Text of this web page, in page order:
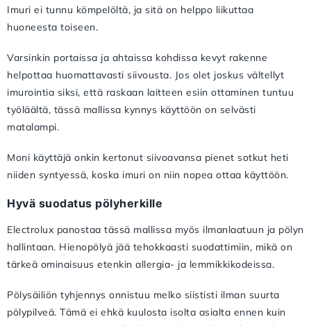
Imuri ei tunnu kömpelöltä, ja sitä on helppo liikuttaa
huoneesta toiseen.
Varsinkin portaissa ja ahtaissa kohdissa kevyt rakenne
helpottaa huomattavasti siivousta. Jos olet joskus vältellyt
imurointia siksi, että raskaan laitteen esiin ottaminen tuntuu
työläältä, tässä mallissa kynnys käyttöön on selvästi
matalampi.
Moni käyttäjä onkin kertonut siivoavansa pienet sotkut heti
niiden syntyessä, koska imuri on niin nopea ottaa käyttöön.
Hyvä suodatus pölyherkille
Electrolux panostaa tässä mallissa myös ilmanlaatuun ja pölyn
hallintaan. Hienopölyä jää tehokkaasti suodattimiin, mikä on
tärkeä ominaisuus etenkin allergia- ja lemmikkikodeissa.
Pölysäiliön tyhjennys onnistuu melko siististi ilman suurta
pölypilveä. Tämä ei ehkä kuulosta isolta asialta ennen kuin